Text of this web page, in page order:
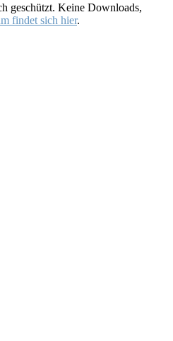
geschützt. Keine Downloads,
findet sich hier.